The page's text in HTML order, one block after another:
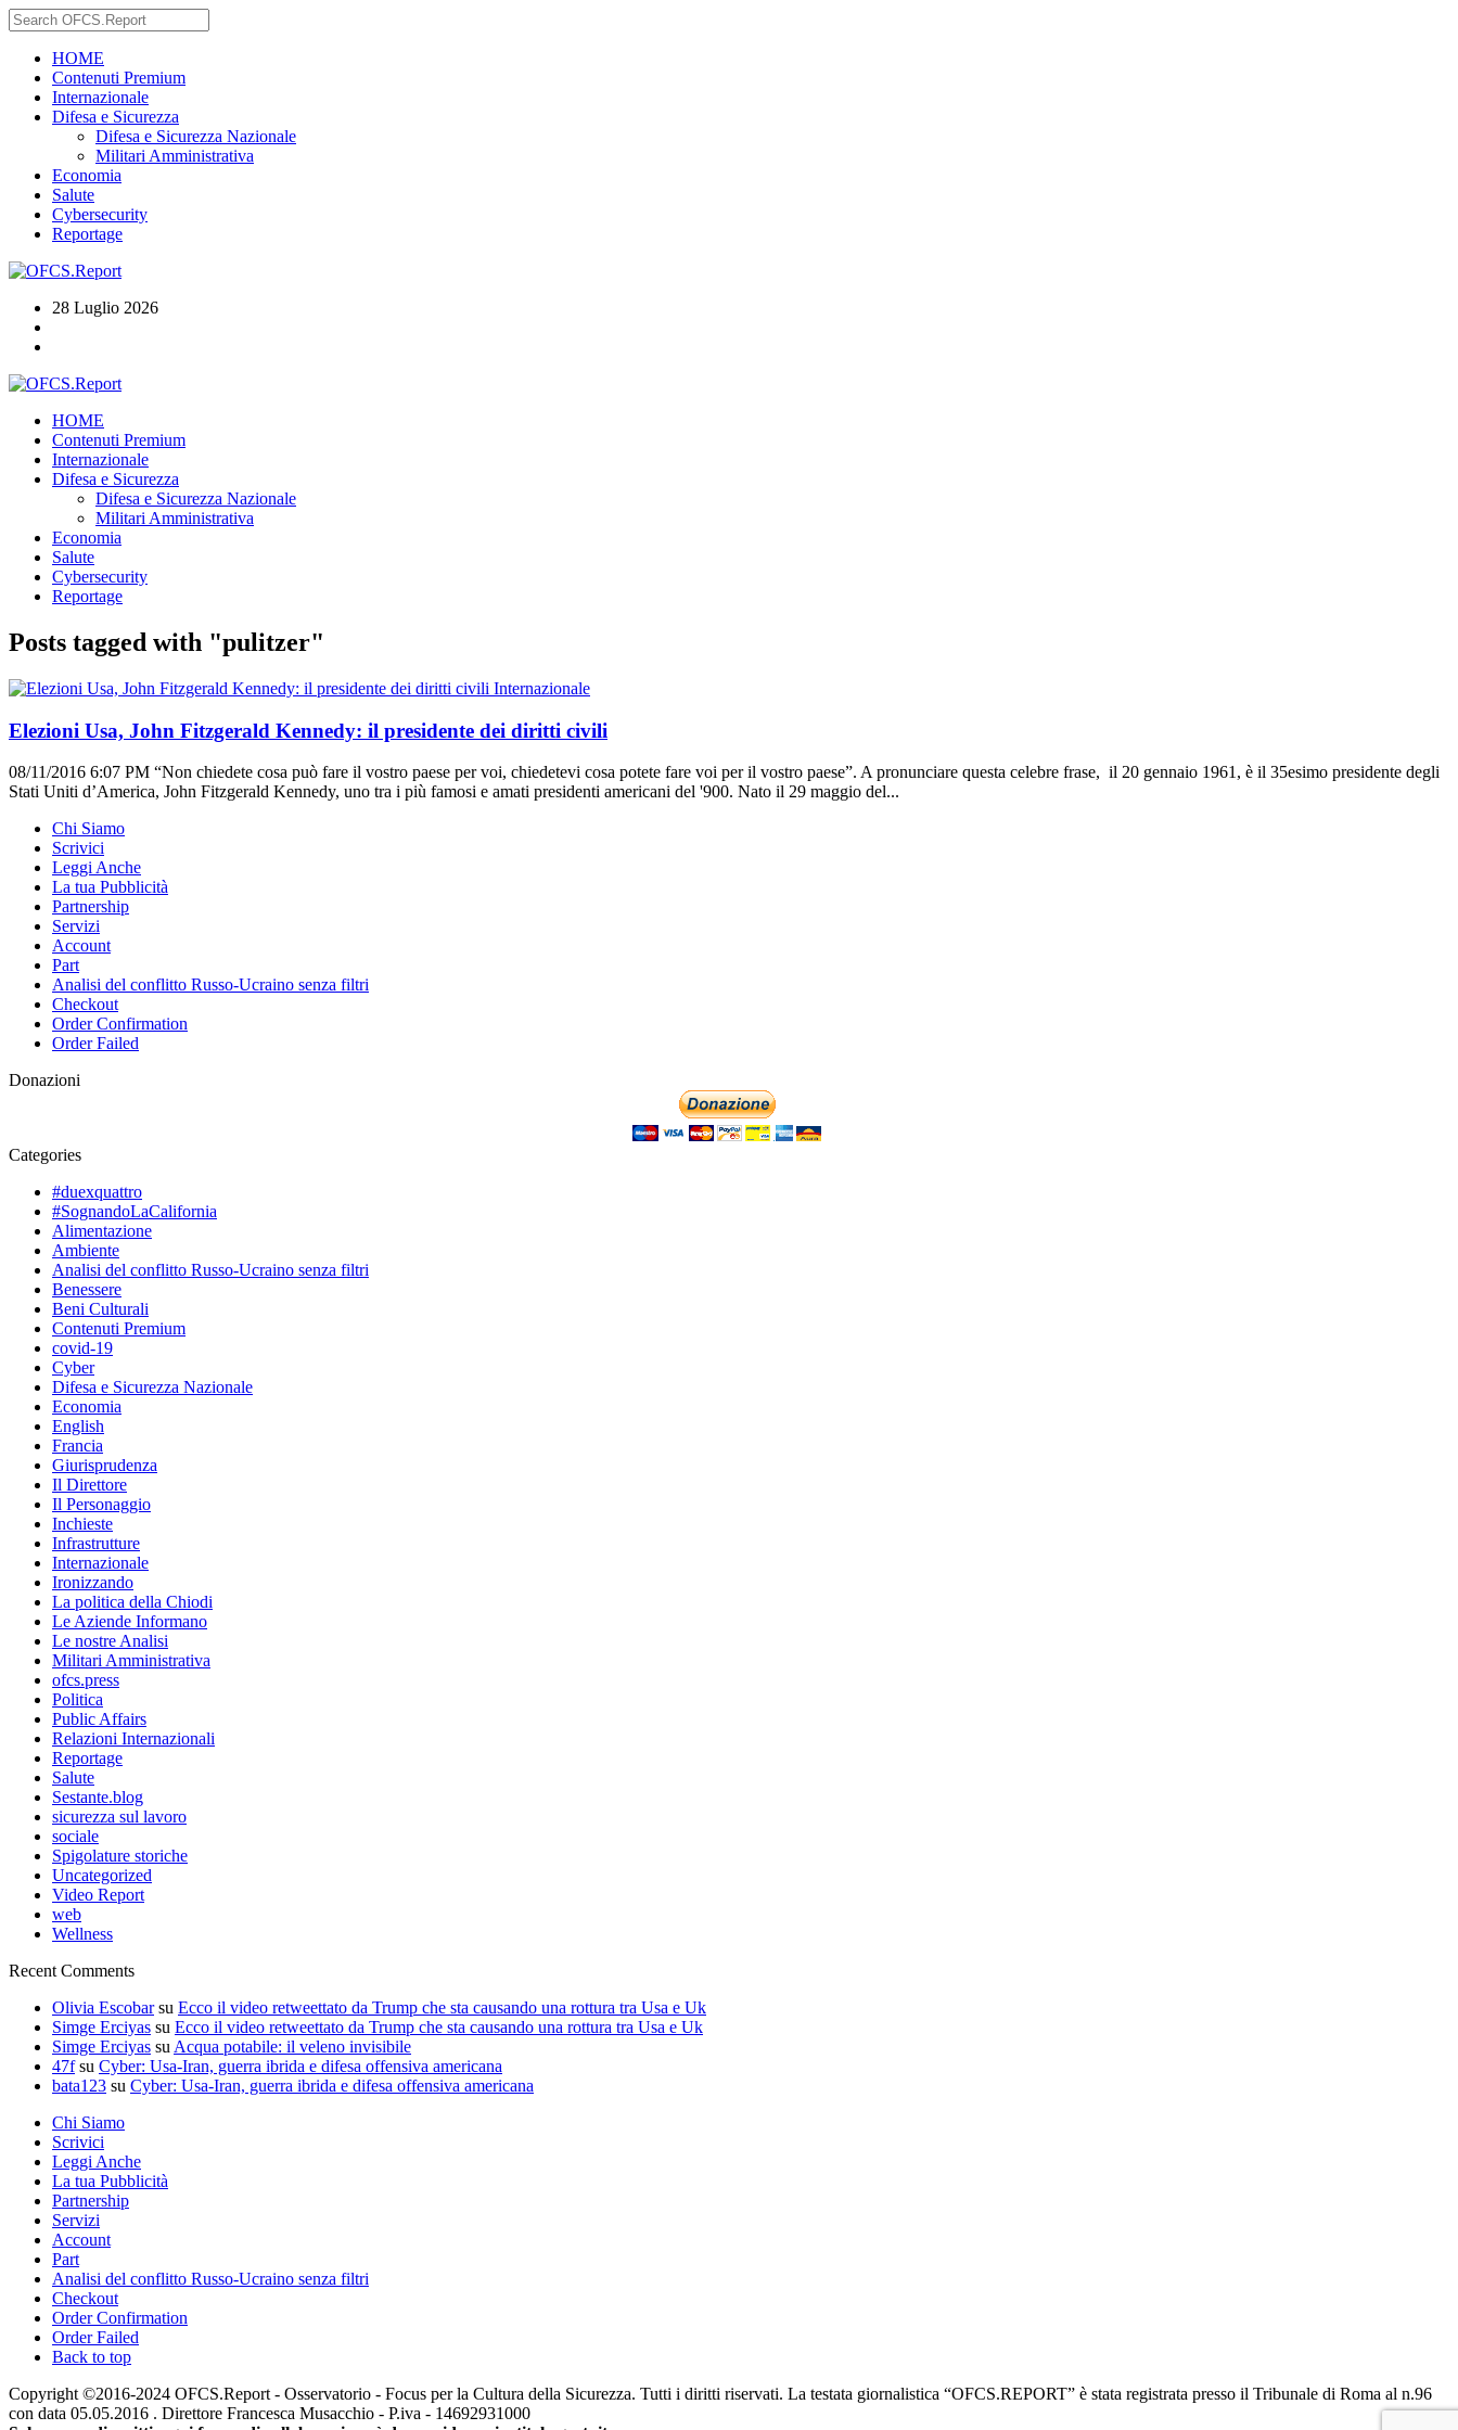
HOME
Contenuti Premium
Internazionale
Difesa e Sicurezza
Difesa e Sicurezza Nazionale
Militari Amministrativa
Economia
Salute
Cybersecurity
Reportage
28 Luglio 2026
HOME
Contenuti Premium
Internazionale
Difesa e Sicurezza
Difesa e Sicurezza Nazionale
Militari Amministrativa
Economia
Salute
Cybersecurity
Reportage
Posts tagged with "pulitzer"
Internazionale
Elezioni Usa, John Fitzgerald Kennedy: il presidente dei diritti civili
08/11/2016 6:07 PM “Non chiedete cosa può fare il vostro paese per voi, chiedetevi cosa potete fare voi per il vostro paese”. A pronunciare questa celebre frase, il 20 gennaio 1961, è il 35esimo presidente degli
Stati Uniti d’America, John Fitzgerald Kennedy, uno tra i più famosi e amati presidenti americani del '900. Nato il 29 maggio del...
Chi Siamo
Scrivici
Leggi Anche
La tua Pubblicità
Partnership
Servizi
Account
Part
Analisi del conflitto Russo-Ucraino senza filtri
Checkout
Order Confirmation
Order Failed
Donazioni
Categories
#duexquattro
#SognandoLaCalifornia
Alimentazione
Ambiente
Analisi del conflitto Russo-Ucraino senza filtri
Benessere
Beni Culturali
Contenuti Premium
covid-19
Cyber
Difesa e Sicurezza Nazionale
Economia
English
Francia
Giurisprudenza
Il Direttore
Il Personaggio
Inchieste
Infrastrutture
Internazionale
Ironizzando
La politica della Chiodi
Le Aziende Informano
Le nostre Analisi
Militari Amministrativa
ofcs.press
Politica
Public Affairs
Relazioni Internazionali
Reportage
Salute
Sestante.blog
sicurezza sul lavoro
sociale
Spigolature storiche
Uncategorized
Video Report
web
Wellness
Recent Comments
Olivia Escobarsu Ecco il video retweettato da Trump che sta causando una rottura tra Usa e Uk
Simge Erciyas su Ecco il video retweettato da Trump che sta causando una rottura tra Usa e Uk
Simge Erciyas su Acqua potabile: il veleno invisibile
47fsu Cyber: Usa-Iran, guerra ibrida e difesa offensiva americana
bata123 su Cyber: Usa-Iran, guerra ibrida e difesa offensiva americana
Chi Siamo
Scrivici
Leggi Anche
La tua Pubblicità
Partnership
Servizi
Account
Part
Analisi del conflitto Russo-Ucraino senza filtri
Checkout
Order Confirmation
Order Failed
Back to top
Copyright ©2016-2024 OFCS.Report - Osservatorio - Focus per la Cultura della Sicurezza. Tutti i diritti riservati. La testata giornalistica “OFCS.REPORT” è stata registrata presso il Tribunale di Roma al n.96
con data 05.05.2016 . Direttore Francesca Musacchio - P.iva - 14692931000